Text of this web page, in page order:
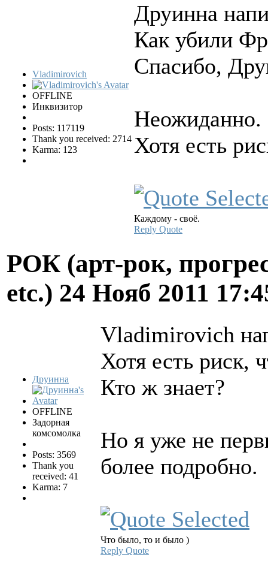
Vladimirovich
OFFLINE
Инквизитор
Posts: 117119
Thank you received: 2714
Karma: 123
Друинна
Как убили
Спасибо,
Неожиданно.
Хотя есть
Каждому - своё.
Reply Quote
РОК (арт-рок,
etc.) 24 Нояб 2011
Друинна
OFFLINE
Задорная
комсомолка
Posts: 3569
Thank you
received: 41
Karma: 7
Vladimirovich
Хотя есть риск,
Кто ж знает?
Но я уже не
более подробно.
Что было, то и было )
Reply Quote